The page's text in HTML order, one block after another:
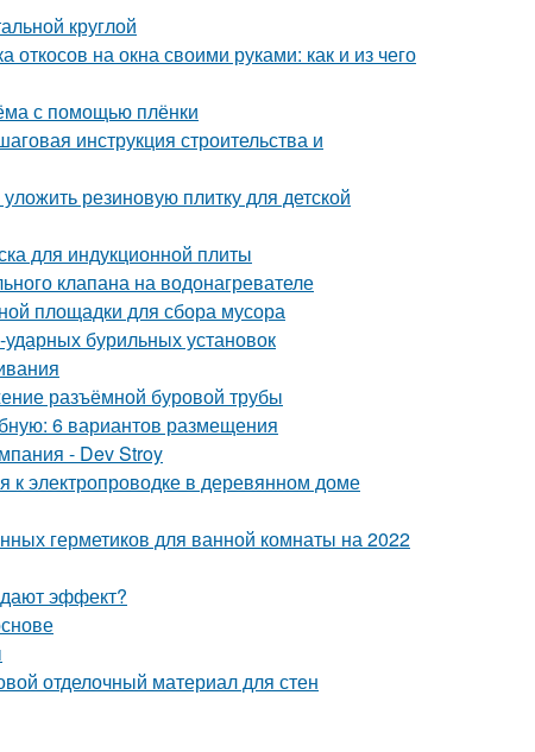
круглой
откосов на окна своими руками: как и из чего
с помощью плёнки
инструкция строительства и
резиновую плитку для детской
для индукционной плиты
клапана на водонагревателе
площадки для сбора мусора
бурильных установок
разъёмной буровой трубы
6 вариантов размещения
- Dev Stroy
к электропроводке в деревянном доме
герметиков для ванной комнаты на 2022
дают эффект?
отделочный материал для стен